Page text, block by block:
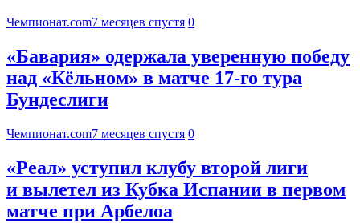
Чемпионат.com7 месяцев спустя 0
«Бавария» одержала уверенную победу
над «Кёльном» в матче 17-го тура
Бундеслиги
Чемпионат.com7 месяцев спустя 0
«Реал» уступил клубу второй лиги
и вылетел из Кубка Испании в первом
матче при Арбелоа